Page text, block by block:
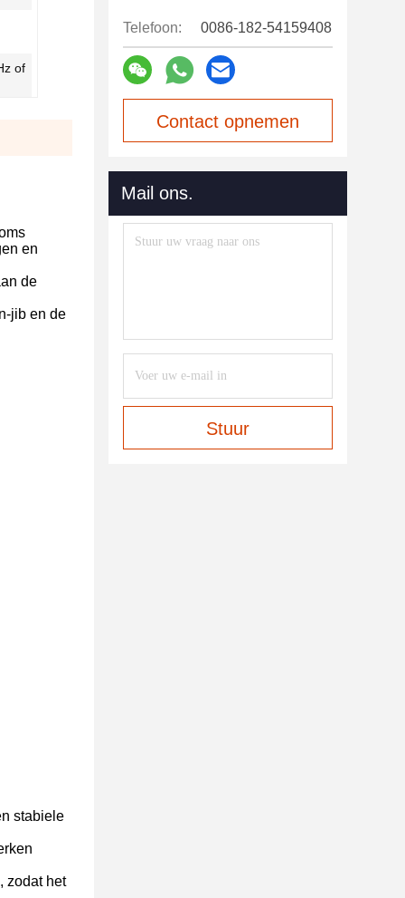
of
en
de
jib en de
stabiele
zodat het
Telefoon: 0086-182-54159408
Contact opnemen
Mail ons.
Stuur